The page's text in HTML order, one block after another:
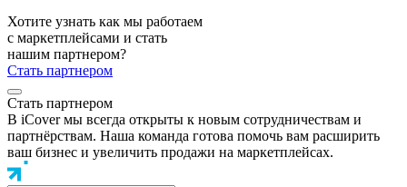
Хотите узнать как мы работаем
с маркетплейсами и стать
нашим партнером?
Стать партнером
Стать партнером
В iCover мы всегда открыты к новым сотрудничествам и
партнёрствам. Наша команда готова помочь вам расширить
ваш бизнес и увеличить продажи на маркетплейсах.